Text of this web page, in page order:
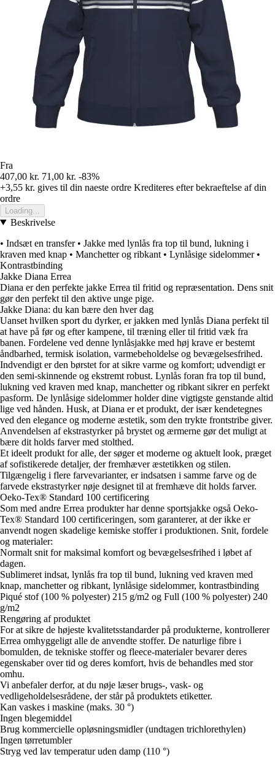
Fra
407,00 kr. 71,00 kr. -83%
+3,55 kr. gives til din naeste ordre Krediteres efter bekraeftelse af din
ordre
Loading...
Beskrivelse
• Indsæt en transfer • Jakke med lynlås fra top til bund, lukning i
kraven med knap • Manchetter og ribkant • Lynlåsige sidelommer •
Kontrastbinding
Jakke Diana Errea
Diana er den perfekte jakke Errea til fritid og repræsentation. Dens snit
gør den perfekt til den aktive unge pige.
Jakke Diana: du kan bære den hver dag
Uanset hvilken sport du dyrker, er jakken med lynlås Diana perfekt til
at have på før og efter kampene, til træning eller til fritid væk fra
banen. Fordelene ved denne lynlåsjakke med høj krave er bestemt
åndbarhed, termisk isolation, varmebeholdelse og bevægelsesfrihed.
Indvendigt er den børstet for at sikre varme og komfort; udvendigt er
den semi-skinnende og ekstremt robust. Lynlås foran fra top til bund,
lukning ved kraven med knap, manchetter og ribkant sikrer en perfekt
pasform. De lynlåsige sidelommer holder dine vigtigste genstande altid
lige ved hånden. Husk, at Diana er et produkt, der især kendetegnes
ved den elegance og moderne æstetik, som den trykte frontstribe giver.
Anvendelsen af ekstrastyrker på brystet og ærmerne gør det muligt at
bære dit holds farver med stolthed.
Et ideelt produkt for alle, der søger et moderne og aktuelt look, præget
af sofistikerede detaljer, der fremhæver æstetikken og stilen.
Tilgængelig i flere farvevarianter, er indsatsen i samme farve og de
farvede ekstrastyrker nøje designet til at fremhæve dit holds farver.
Oeko-Tex® Standard 100 certificering
Som med andre Errea produkter har denne sportsjakke også Oeko-
Tex® Standard 100 certificeringen, som garanterer, at der ikke er
anvendt nogen skadelige kemiske stoffer i produktionen. Snit, fordele
og materialer:
Normalt snit for maksimal komfort og bevægelsesfrihed i løbet af
dagen.
Sublimeret indsat, lynlås fra top til bund, lukning ved kraven med
knap, manchetter og ribkant, lynlåsige sidelommer, kontrastbinding
Piqué stof (100 % polyester) 215 g/m2 og Full (100 % polyester) 240
g/m2
Rengøring af produktet
For at sikre de højeste kvalitetsstandarder på produkterne, kontrollerer
Errea omhyggeligt alle de anvendte stoffer. De naturlige fibre i
bomulden, de tekniske stoffer og fleece-materialer bevarer deres
egenskaber over tid og deres komfort, hvis de behandles med stor
omhu.
Vi anbefaler derfor, at du nøje læser brugs-, vask- og
vedligeholdelsesrådene, der står på produktets etiketter.
Kan vaskes i maskine (maks. 30 °)
Ingen blegemiddel
Brug kommercielle opløsningsmidler (undtagen trichlorethylen)
Ingen tørretumbler
Stryg ved lav temperatur uden damp (110 °)